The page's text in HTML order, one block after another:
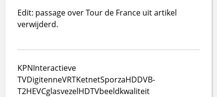
Edit: passage over Tour de France uit artikel
verwijderd.
KPNInteractieve
TVDigitenneVRTKetnetSporzaHDDVB-
T2HEVCglasvezelHDTVbeeldkwaliteit